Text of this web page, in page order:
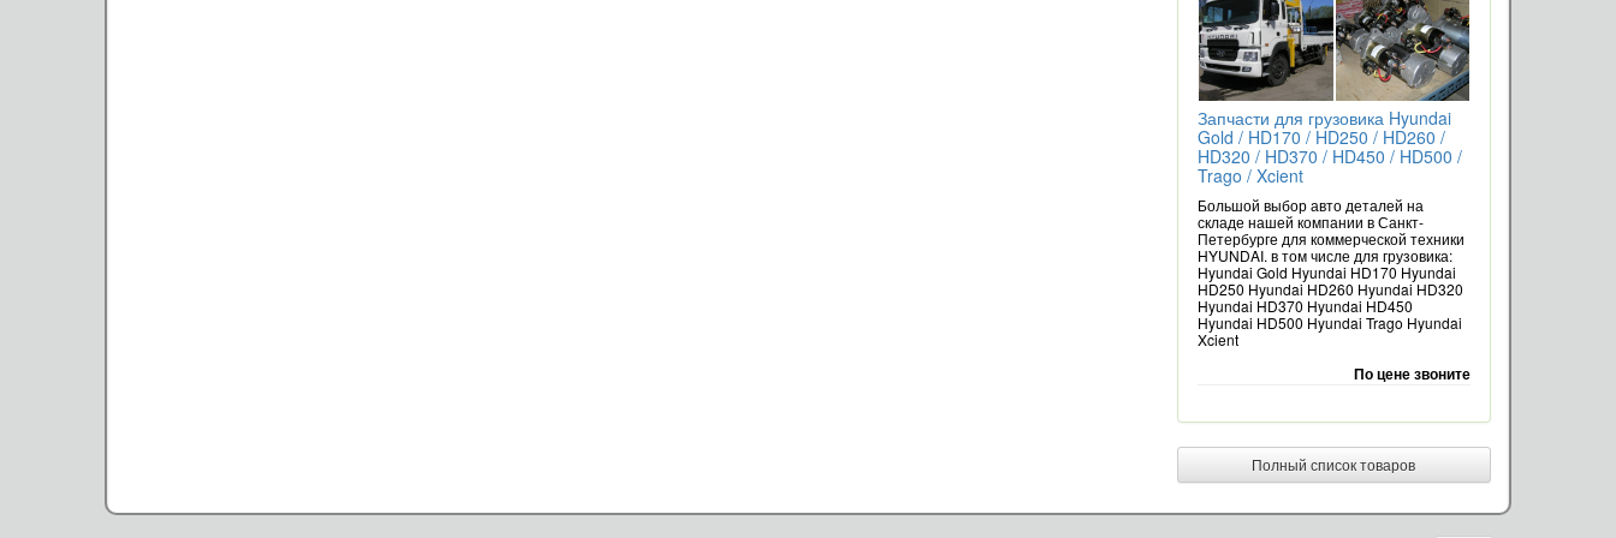
Запчасти для грузовика Hyundai
Gold / HD170 / HD250 / HD260 /
HD320 / HD370 / HD450 / HD500 /
Trago / Xcient
Большой выбор авто деталей на
складе нашей компании в Санкт-
Петербурге для коммерческой техники
HYUNDAI. в том числе для грузовика:
Hyundai Gold Hyundai HD170 Hyundai
HD250 Hyundai HD260 Hyundai HD320
Hyundai HD370 Hyundai HD450
Hyundai HD500 Hyundai Trago Hyundai
Xcient
По цене звоните
Полный список товаров